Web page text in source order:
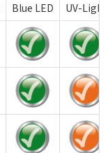
Blue LED UV-Light